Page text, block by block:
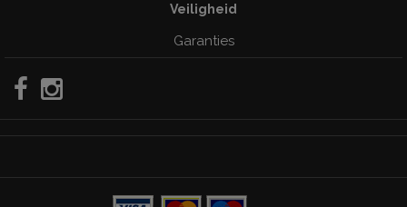
Veiligheid
Garanties